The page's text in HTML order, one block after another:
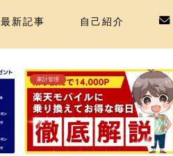
最新記事 自己紹介
家計管理